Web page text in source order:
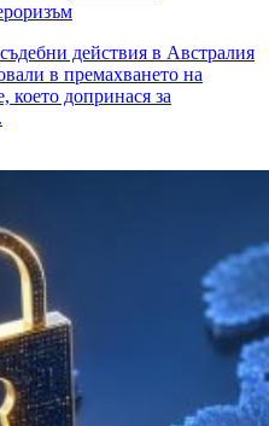
действия в Австралия
в премахването на
което допринася за